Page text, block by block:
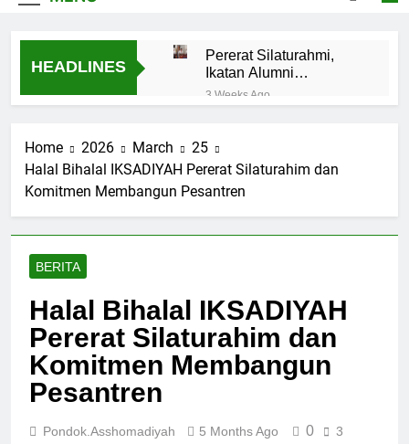
HEADLINES
Pererat Silaturahmi,
Ikatan Alumni
Asshomadiyah Gelar
Pertemuan Rutin dan
“Satu Alumni Satu
3 Weeks Ago
dengan MUI Jawa
Timur, Perkuat Sinergi
Ulama Pesantren
Madura
4 Weeks Ago
Perkuat Tali
Silaturahmi, Walikota
1 Month Ago
Home 2026 March
25
Halal Bihalal IKSADIYAH Pererat Silaturahim dan
Komitmen Membangun Pesantren
BERITA
Halal Bihalal IKSADIYAH
Pererat Silaturahim dan
Komitmen Membangun
Pesantren
Pondok.asshomadiyah 5 Months Ago 0
3